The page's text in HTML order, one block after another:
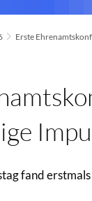
Erste
fand